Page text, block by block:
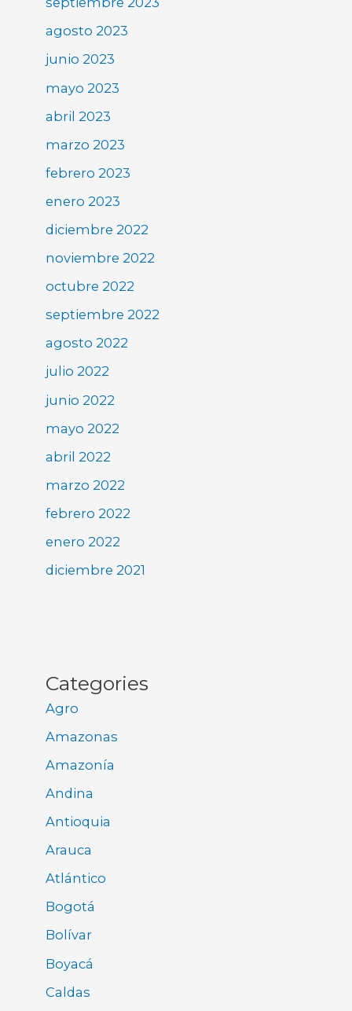
agosto 2023
junio 2023
mayo 2023
abril 2023
marzo 2023
febrero 2023
enero 2023
diciembre 2022
noviembre 2022
octubre 2022
septiembre 2022
agosto 2022
julio 2022
junio 2022
mayo 2022
abril 2022
marzo 2022
febrero 2022
enero 2022
diciembre 2021
Categories
Agro
Amazonas
Amazonía
Andina
Antioquia
Arauca
Atlántico
Bogotá
Bolívar
Boyacá
Caldas